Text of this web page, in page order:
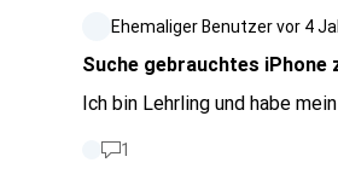
Ehemaliger Benutzervor 4
Suche gebrauchtes iPhone
Ich bin Lehrling und habe
1